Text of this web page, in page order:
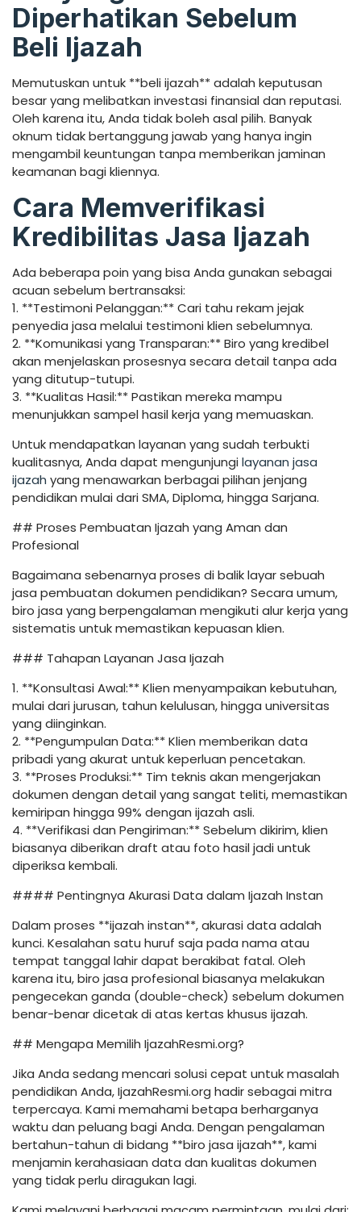
Diperhatikan Sebelum
Beli Ijazah
Memutuskan untuk **beli ijazah** adalah keputusan
besar yang melibatkan investasi finansial dan reputasi.
Oleh karena itu, Anda tidak boleh asal pilih. Banyak
oknum tidak bertanggung jawab yang hanya ingin
mengambil keuntungan tanpa memberikan jaminan
keamanan bagi kliennya.
Cara Memverifikasi
Kredibilitas Jasa Ijazah
Ada beberapa poin yang bisa Anda gunakan sebagai
acuan sebelum bertransaksi:
1. **Testimoni Pelanggan:** Cari tahu rekam jejak
penyedia jasa melalui testimoni klien sebelumnya.
2. **Komunikasi yang Transparan:** Biro yang kredibel
akan menjelaskan prosesnya secara detail tanpa ada
yang ditutup-tutupi.
3. **Kualitas Hasil:** Pastikan mereka mampu
menunjukkan sampel hasil kerja yang memuaskan.
Untuk mendapatkan layanan yang sudah terbukti
kualitasnya, Anda dapat mengunjungilayanan jasa
ijazah yang menawarkan berbagai pilihan jenjang
pendidikan mulai dari SMA, Diploma, hingga Sarjana.
## Proses Pembuatan Ijazah yang Aman dan
Profesional
Bagaimana sebenarnya proses di balik layar sebuah
jasa pembuatan dokumen pendidikan? Secara umum,
biro jasa yang berpengalaman mengikuti alur kerja yang
sistematis untuk memastikan kepuasan klien.
### Tahapan Layanan Jasa Ijazah
1. **Konsultasi Awal:** Klien menyampaikan kebutuhan,
mulai dari jurusan, tahun kelulusan, hingga universitas
yang diinginkan.
2. **Pengumpulan Data:** Klien memberikan data
pribadi yang akurat untuk keperluan pencetakan.
3. **Proses Produksi:** Tim teknis akan mengerjakan
dokumen dengan detail yang sangat teliti, memastikan
kemiripan hingga 99% dengan ijazah asli.
4. **Verifikasi dan Pengiriman:** Sebelum dikirim, klien
biasanya diberikan draft atau foto hasil jadi untuk
diperiksa kembali.
#### Pentingnya Akurasi Data dalam Ijazah Instan
Dalam proses **ijazah instan**, akurasi data adalah
kunci. Kesalahan satu huruf saja pada nama atau
tempat tanggal lahir dapat berakibat fatal. Oleh
karena itu, biro jasa profesional biasanya melakukan
pengecekan ganda (double-check) sebelum dokumen
benar-benar dicetak di atas kertas khusus ijazah.
## Mengapa Memilih IjazahResmi.org?
Jika Anda sedang mencari solusi cepat untuk masalah
pendidikan Anda, IjazahResmi.org hadir sebagai mitra
terpercaya. Kami memahami betapa berharganya
waktu dan peluang bagi Anda. Dengan pengalaman
bertahun-tahun di bidang **biro jasa ijazah**, kami
menjamin kerahasiaan data dan kualitas dokumen
yang tidak perlu diragukan lagi.